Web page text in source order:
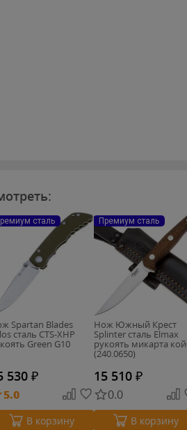
сталь
Spartan Blades
сталь CTS-XHP
Green G10
530 ₽
5.0
В корзину
Премиум сталь
Нож Южный Крест
Splinter сталь Elmax
рукоять микарта
(240.0650)
15 510 ₽
0.0
В корзину